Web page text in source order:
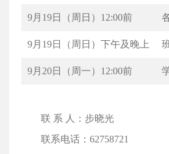
9月19日（周日）12:00前
9月19日（周日）下午及晚上
9月20日（周一）12:00前
联 系 人：步晓光
联系电话：62758721